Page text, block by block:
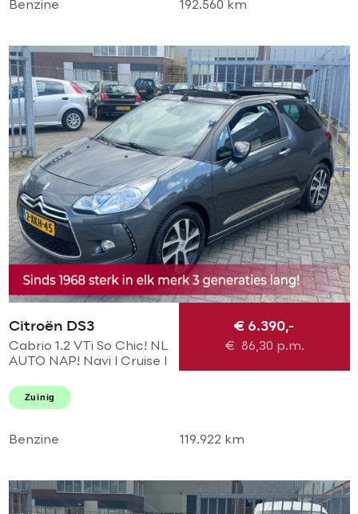
Benzine 192.560 km
Citroën DS3
Cabrio 1.2 VTi So Chic! NL
AUTO NAP! Navi l Cruise l
riem l Dealer OH l
NIEUWSTAAT!
€ 6.390,-
€ 86,30 p.m.
Zuinig
Benzine 119.922 km